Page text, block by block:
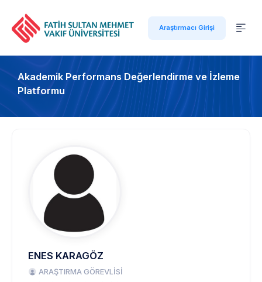
Araştırmacı Girişi
Akademik Performans Değerlendirme ve İzleme
Platformu
ENES KARAGÖZ
ARAŞTIRMA GÖREVLİSİ